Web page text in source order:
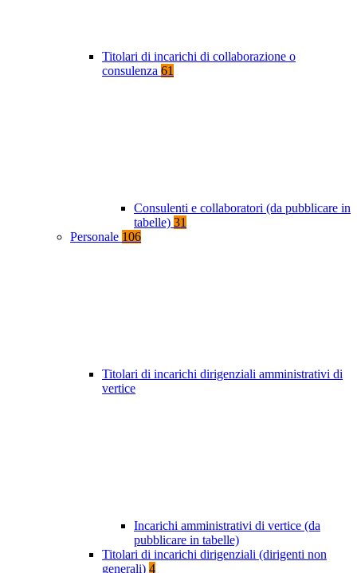
Titolari di incarichi di collaborazione o
consulenza 61
Consulenti e collaboratori (da pubblicare in
tabelle) 31
Personale 106
Titolari di incarichi dirigenziali amministrativi di
vertice
Incarichi amministrativi di vertice (da
pubblicare in tabelle)
Titolari di incarichi dirigenziali (dirigenti non
generali) 4